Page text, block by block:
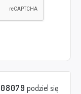
podziel się